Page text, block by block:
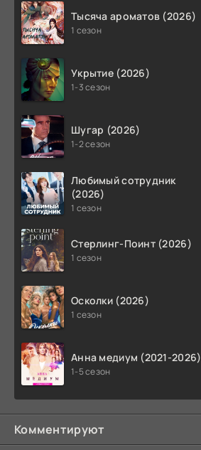
Тысяча ароматов (2026)
1 сезон
Укрытие (2026)
1-3 сезон
Шугар (2026)
1-2 сезон
Любимый сотрудник
(2026)
1 сезон
Стерлинг-Поинт (2026)
1 сезон
Осколки (2026)
1 сезон
Анна медиум (2021-2026)
1-5 сезон
Комментируют